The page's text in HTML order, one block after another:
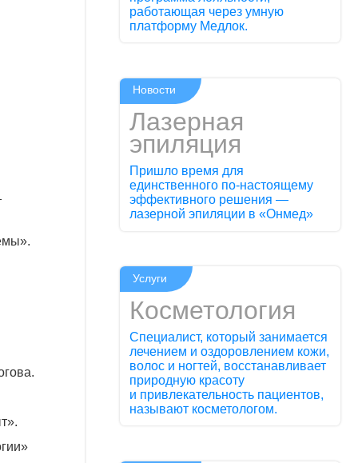
.
работающая через умную
платформу Медлок.
Лазерная
эпиляция
Пришло время для
единственного по-настоящему
эффективного решения —
лазерной эпиляции в «Онмед»
Новости
Косметология
Специалист, который занимается
лечением и оздоровлением кожи,
волос и ногтей, восстанавливает
природную красоту
и привлекательность пациентов,
называют косметологом.
Услуги